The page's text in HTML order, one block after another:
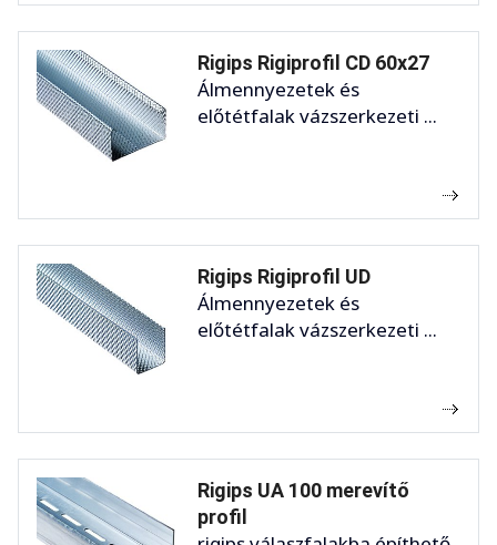
Rigips Rigiprofil CD 60x27
Álmennyezetek és
előtétfalak vázszerkezeti ...
Rigips Rigiprofil UD
Álmennyezetek és
előtétfalak vázszerkezeti ...
Rigips UA 100 merevítő
profil